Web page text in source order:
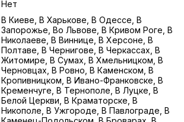
Нет
В Киеве, В Харькове, В Одессе, В
Запорожье, Во Львове, В Кривом Роге, В
Николаеве, В Виннице, В Херсоне, В
Полтаве, В Чернигове, В Черкассах, В
Житомире, В Сумах, В Хмельницком, В
Черновцах, В Ровно, В Каменском, В
Кропивницком, В Ивано-Франковске, В
Кременчуге, В Тернополе, В Луцке, В
Белой Церкви, В Краматорске, В
Никополе, В Ужгороде, В Павлограде, В